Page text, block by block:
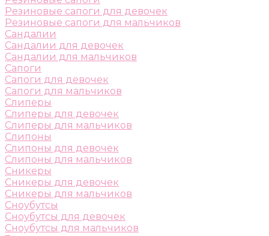
Резиновые сапоги для девочек
Резиновые сапоги для мальчиков
Сандалии
Сандалии для девочек
Сандалии для мальчиков
Сапоги
Сапоги для девочек
Сапоги для мальчиков
Слиперы
Слиперы для девочек
Слиперы для мальчиков
Слипоны
Слипоны для девочек
Слипоны для мальчиков
Сникеры
Сникеры для девочек
Сникеры для мальчиков
Сноубутсы
Сноубутсы для девочек
Сноубутсы для мальчиков